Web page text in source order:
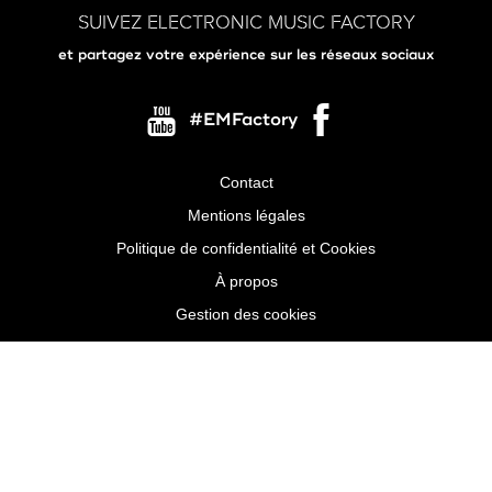
SUIVEZ ELECTRONIC MUSIC FACTORY
et partagez votre expérience sur les réseaux sociaux
#EMFactory
Contact
Mentions légales
Politique de confidentialité et Cookies
À propos
Gestion des cookies